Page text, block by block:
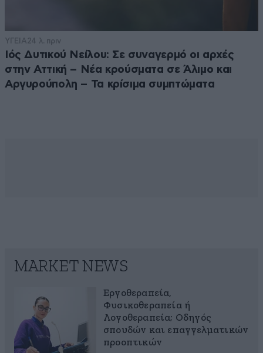
ΥΓΕΙΑ24 λ. πριν
Ιός Δυτικού Νείλου: Σε συναγερμό οι αρχές
στην Αττική – Νέα κρούσματα σε Άλιμο και
Αργυρούπολη – Τα κρίσιμα συμπτώματα
MARKET NEWS
Εργοθεραπεία,
Φυσικοθεραπεία ή
Λογοθεραπεία; Οδηγός
σπουδών και επαγγελματικών
προοπτικών